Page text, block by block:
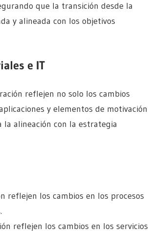
que la transición desde la
y alineada con los objetivos
e IT
reflejen no solo los cambios
y elementos de motivación
alineación con la estrategia
reflejen los cambios en los procesos
reflejen los cambios en los servicios